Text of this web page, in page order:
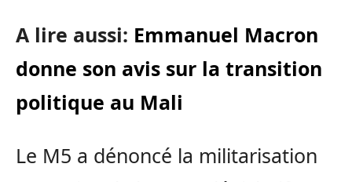
A lire aussi: Emmanuel Macron
donne son avis sur la transition
politique au Mali
Le M5 a dénoncé la militarisation